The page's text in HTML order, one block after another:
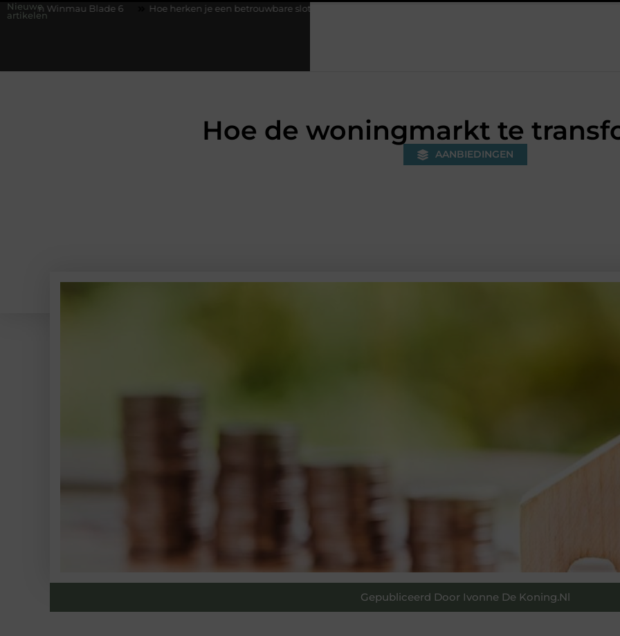
Nieuwe
artikelen
6 Hoe herken je een betrouwbare slotenmaker in Baarn en voorkom je onnodige kosten?
Hoe de woningmarkt te
AANBIEDINGEN
Gepubliceerd Door Ivonne De Koning.nl